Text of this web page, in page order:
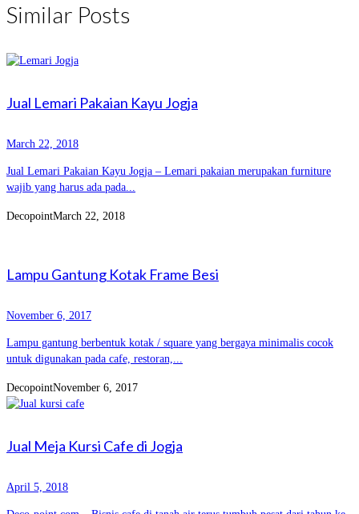
Similar Posts
Jual Lemari Pakaian Kayu Jogja
March 22, 2018
Jual Lemari Pakaian Kayu Jogja – Lemari pakaian merupakan furniture
wajib yang harus ada pada...
DecopointMarch 22, 2018
Lampu Gantung Kotak Frame Besi
November 6, 2017
Lampu gantung berbentuk kotak / square yang bergaya minimalis cocok
untuk digunakan pada cafe, restoran,...
DecopointNovember 6, 2017
Jual Meja Kursi Cafe di Jogja
April 5, 2018